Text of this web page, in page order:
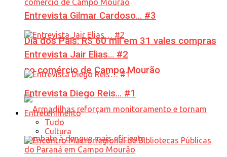
Dia dos Pais: R$ 60 mil em 31 vales compras
no comércio de Campo Mourão
Entrevista Gilmar Cardoso… #3
Entrevista Jair Elias… #2
Entrevista Diego Reis… #1
Entretenimento
Tudo
Cultura